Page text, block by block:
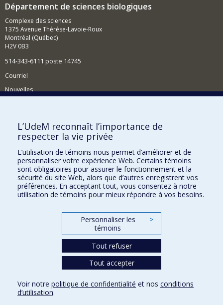
Département de sciences biologiques
Complexe des sciences
1375 Avenue Thérèse-Lavoie-Roux
Montréal (Québec)
H2V 0B3
514-343-6111 poste 14745
Courriel
Nouvelles
Comment soutenir le Département?
BESOIN D'AIDE?
Plan du site
Signaler une erreur
Accessibilité
FACULTÉ DES ARTS ET DES SCIENCES
Nos départements et écoles
Conditions d’utilisation
L’UdeM reconnaît l’importance de
respecter la vie privée
L’utilisation de témoins nous permet d’améliorer et de
personnaliser votre expérience Web. Certains témoins
sont obligatoires pour assurer le fonctionnement et la
sécurité du site Web, alors que d’autres enregistrent vos
préférences. En acceptant tout, vous consentez à notre
utilisation de témoins pour mieux répondre à vos besoins.
Personnaliser les
témoins
>
Tout refuser
Tout accepter
Voir notre politique de confidentialité et nos conditions
d’utilisation.